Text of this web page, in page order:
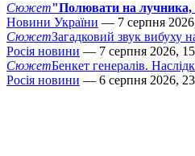
Сюжет"Полювати на лучника,
Новини України — 7 серпня
СюжетЗагадковий звук вибуху
Росія новини — 7 серпня 2026,
СюжетБенкет генералів.
Росія новини — 6 серпня 2026,